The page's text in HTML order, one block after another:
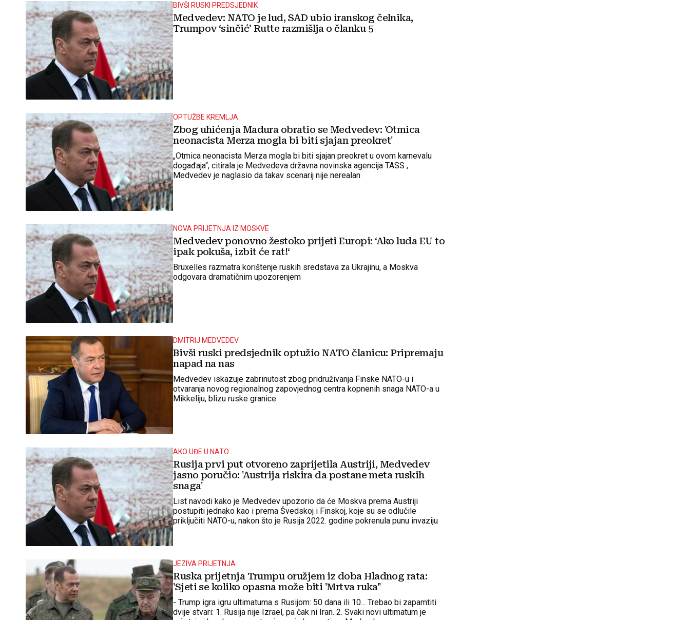
BIVŠI RUSKI PREDSJEDNIK
Medvedev: NATO je lud, SAD ubio iranskog čelnika,
Trumpov ‘sinčić’ Rutte razmišlja o članku 5
OPTUŽBE KREMLJA
Zbog uhićenja Madura obratio se Medvedev: 'Otmica
neonacista Merza mogla bi biti sjajan preokret'
„Otmica neonacista Merza mogla bi biti sjajan preokret u ovom karnevalu
događaja“, citirala je Medvedeva državna novinska agencija TASS ,
Medvedev je naglasio da takav scenarij nije nerealan
NOVA PRIJETNJA IZ MOSKVE
Medvedev ponovno žestoko prijeti Europi: ‘Ako luda EU to
ipak pokuša, izbit će rat!‘
Bruxelles razmatra korištenje ruskih sredstava za Ukrajinu, a Moskva
odgovara dramatičnim upozorenjem
DMITRIJ MEDVEDEV
Bivši ruski predsjednik optužio NATO članicu: Pripremaju
napad na nas
Medvedev iskazuje zabrinutost zbog pridruživanja Finske NATO-u i
otvaranja novog regionalnog zapovjednog centra kopnenih snaga NATO-a u
Mikkeliju, blizu ruske granice
AKO UĐE U NATO
Rusija prvi put otvoreno zaprijetila Austriji, Medvedev
jasno poručio: 'Austrija riskira da postane meta ruskih
snaga'
List navodi kako je Medvedev upozorio da će Moskva prema Austriji
postupiti jednako kao i prema Švedskoj i Finskoj, koje su se odlučile
priključiti NATO-u, nakon što je Rusija 2022. godine pokrenula punu invaziju
JEZIVA PRIJETNJA
Ruska prijetnja Trumpu oružjem iz doba Hladnog rata:
'Sjeti se koliko opasna može biti 'Mrtva ruka''
- Trump igra igru ultimatuma s Rusijom: 50 dana ili 10... Trebao bi zapamtiti
dvije stvari: 1. Rusija nije Izrael, pa čak ni Iran. 2. Svaki novi ultimatum je